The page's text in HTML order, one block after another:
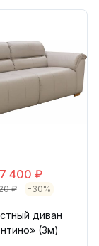
400 ₽
₽ -30%
диван
(3м)